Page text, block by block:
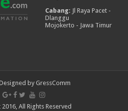
Cabang: Jl Raya Pacet -
Dlanggu
Mojokerto - Jawa Timur
by GressComm
All Rights Reserved